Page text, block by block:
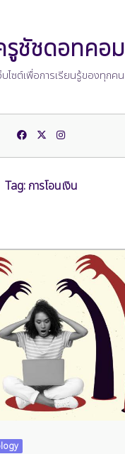
รูชัชดอทคอม
บไซต์เพื่อการเรียนรู้ของทุกคน
Tag: การโอนเงิน